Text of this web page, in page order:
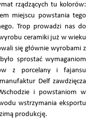
rządzących tu kolorów:
miejscu powstania tego
Trop prowadzi nas do
ceramiki już w wieku
się głównie wyrobami z
sprostać wymaganiom
z porcelany i fajansu
Delf zawdzięcza
i powstaniom w
wstrzymania eksportu
produkcję.